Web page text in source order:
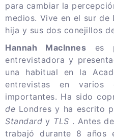
para cambiar la
medios. Vive en el sur de
hija y sus dos conejillos
Hannah MacInnes es
entrevistadora y
una habitual en la
entrevistas en varios
importantes. Ha sido
de Londresy ha escrito
Standard y TLS . Antes
trabajó durante 8 años